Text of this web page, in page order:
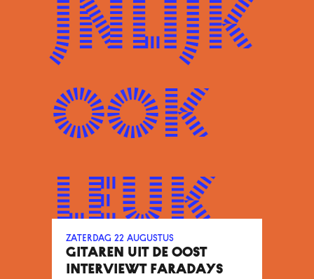
jnlijk
ook
leuk
zaterdag 22 augustus
GITAREN UIT DE OOST
INTERVIEWT FARADAYS